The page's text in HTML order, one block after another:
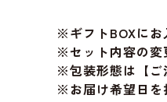
※ギフトBOXにお
※セット内容の変
※包装形態は【ご
※お届け希望日を